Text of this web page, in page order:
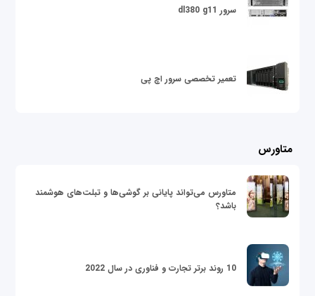
سرور dl380 g11
تعمیر تخصصی سرور اچ پی
متاورس
متاورس می‌تواند پایانی بر گوشی‌ها و تبلت‌های هوشمند
باشد؟
10 روند برتر تجارت و فناوری در سال 2022